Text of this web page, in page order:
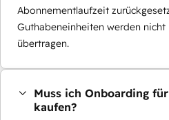
Abonnementlaufzeit
Guthabeneinheiten werden
übertragen.
Muss ich Onboarding
kaufen?